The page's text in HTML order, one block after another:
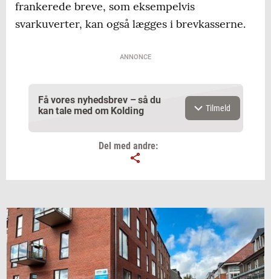
frankerede breve, som eksempelvis
svarkuverter, kan også lægges i brevkasserne.
ANNONCE
Få vores nyhedsbrev – så du
kan tale med om Kolding
Navn
Tilmeld
Del med andre: